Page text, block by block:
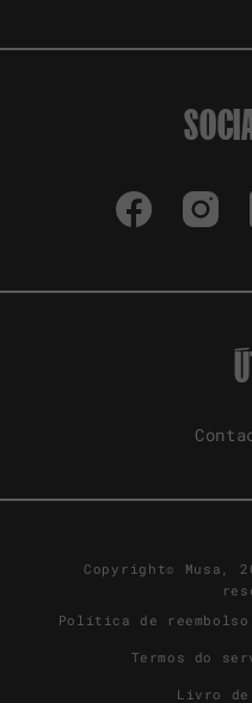
Facebook
Copyright© Musa,
Política de reembolso
Termos do
Livro de